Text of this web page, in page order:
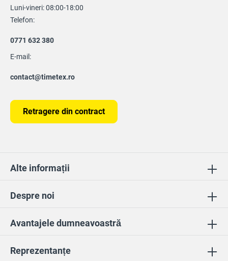
Avantajele dumneavoastră
Reprezentanțe
Despre noi
Luni-vineri: 08:00-18:00
Telefon:
0771 632 380
E-mail:
contact@timetex.ro
Retragere din contract
Alte informații